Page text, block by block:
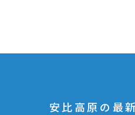
安比高原の最